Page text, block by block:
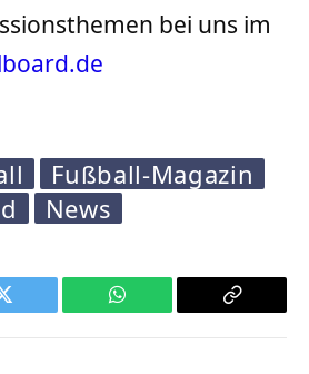
bei uns im
Fußball-Magazin
News
Twitter WhatsApp
Copy